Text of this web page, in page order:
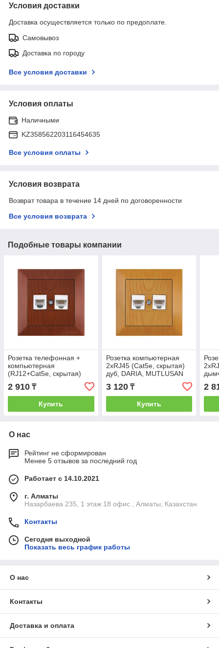
Условия доставки
Доставка осуществляется только по предоплате.
Самовывоз
Доставка по городу
Все условия доставки
Условия оплаты
Наличными
KZ358562203116454635
Все условия оплаты
Условия возврата
Возврат товара в течение 14 дней по договоренности
Все условия возврата
Подобные товары компании
Розетка телефонная +
компьютерная
(RJ12+Cat5e, скрытая)
вишня, DARIA,
MUTLUSAN
2 910 ₸
Купить
Розетка компьютерная
2xRJ45 (Cat5e, скрытая)
дуб, DARIA, MUTLUSAN
3 120₸
Купить
2
О нас
Рейтинг не сформирован
Менее 5 отзывов за последний год
Работает с 14.10.2021
г. Алматы
Назарбаева 235, 1 этаж 18 офис , Алматы, Казахстан
Контакты
Сегодня выходной
Показать весь график работы
О нас
Контакты
Доставка и оплата